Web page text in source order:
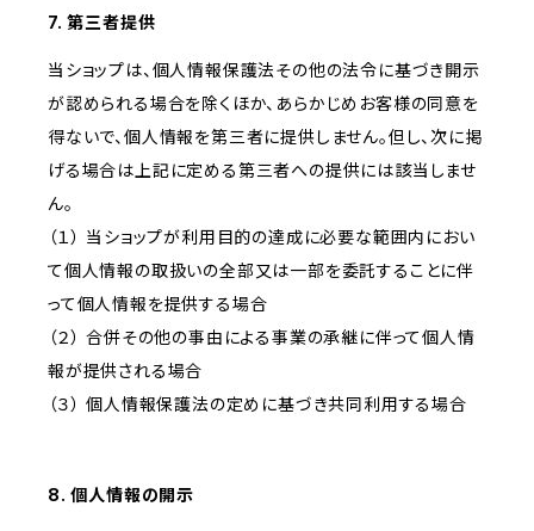
7. 第三者提供
当ショップは、個人情報保護法その他の法令に基づき開示
が認められる場合を除くほか、あらかじめお客様の同意を
得ないで、個人情報を第三者に提供しません。但し、次に掲
げる場合は上記に定める第三者への提供には該当しませ
ん。
（１） 当ショップが利用目的の達成に必要な範囲内におい
て個人情報の取扱いの全部又は一部を委託することに伴
って個人情報を提供する場合
（２） 合併その他の事由による事業の承継に伴って個人情
報が提供される場合
（３） 個人情報保護法の定めに基づき共同利用する場合
8. 個人情報の開示